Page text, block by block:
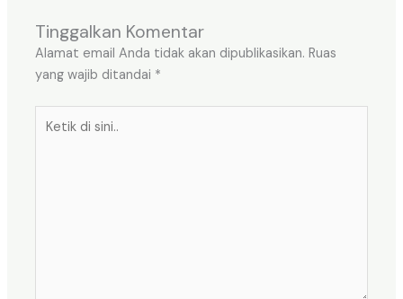
Tinggalkan Komentar
Alamat email Anda tidak akan dipublikasikan. Ruas
yang wajib ditandai *